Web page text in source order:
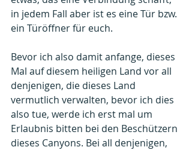
in jedem Fall aber ist es eine Tür bzw.
ein Türöffner für euch.
Bevor ich also damit anfange, dieses
Mal auf diesem heiligen Land vor all
denjenigen, die dieses Land
vermutlich verwalten, bevor ich dies
also tue, werde ich erst mal um
Erlaubnis bitten bei den Beschützern
dieses Canyons. Bei all denjenigen,